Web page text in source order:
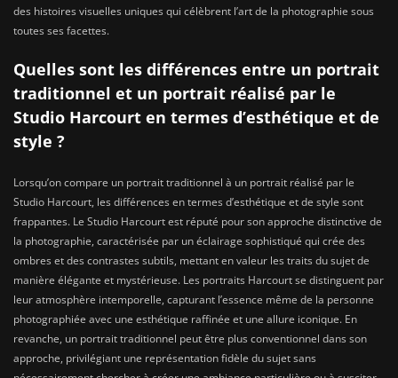
des histoires visuelles uniques qui célèbrent l’art de la photographie sous
toutes ses facettes.
Quelles sont les différences entre un portrait
traditionnel et un portrait réalisé par le
Studio Harcourt en termes d’esthétique et de
style ?
Lorsqu’on compare un portrait traditionnel à un portrait réalisé par le
Studio Harcourt, les différences en termes d’esthétique et de style sont
frappantes. Le Studio Harcourt est réputé pour son approche distinctive de
la photographie, caractérisée par un éclairage sophistiqué qui crée des
ombres et des contrastes subtils, mettant en valeur les traits du sujet de
manière élégante et mystérieuse. Les portraits Harcourt se distinguent par
leur atmosphère intemporelle, capturant l’essence même de la personne
photographiée avec une esthétique raffinée et une allure iconique. En
revanche, un portrait traditionnel peut être plus conventionnel dans son
approche, privilégiant une représentation fidèle du sujet sans